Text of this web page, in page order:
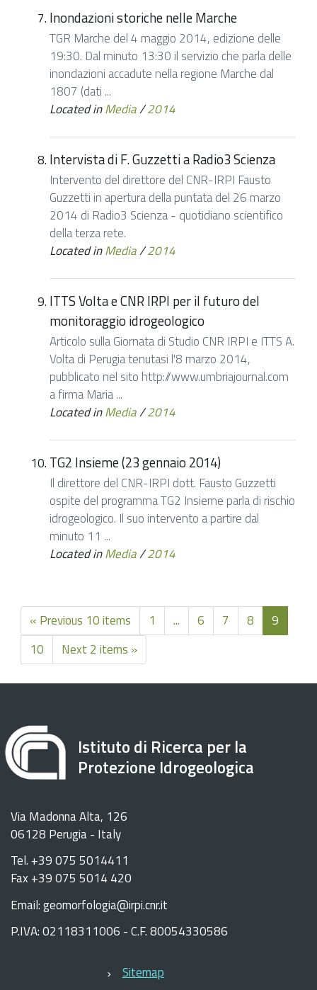
Inondazioni storiche nelle Marche
TGR Marche del 4 maggio 2014, edizione delle
19:30. Dal minuto 13:30 il servizio che parla delle
inondazioni accadute nella regione Marche dal
1807 (dati ...
Located inMedia/2014
Intervista di F. Guzzetti a Radio3 Scienza
Intervento del direttore del CNR-IRPI Fausto
Guzzetti in apertura della puntata del 26 marzo
2014 di Radio3 Scienza - quotidiano scientifico
della terza rete.
Located inMedia/2014
ITTS Volta e CNR IRPI per il futuro del
monitoraggio idrogeologico
Articolo sulla Giornata di Studio CNR IRPI e ITTS A.
Volta di Perugia tenutasi l'8 marzo 2014,
pubblicato nel sito http://www.umbriajournal.com
a firma Maria ...
Located inMedia/2014
TG2 Insieme (23 gennaio 2014)
Il direttore del CNR-IRPI dott. Fausto Guzzetti
ospite del programma TG2 Insieme parla di rischio
idrogeologico. Il suo intervento a partire dal
minuto 11 ...
Located inMedia/2014
« Previous 10 items 1 ... 6 7 8
9
10
Next 2 items »
Istituto di Ricerca per la
Protezione Idrogeologica
Via Madonna Alta, 126
06128 Perugia - Italy
Tel. +39 075 5014411
Fax +39 075 5014 420
Email: geomorfologia@irpi.cnr.it
P.IVA: 02118311006 - C.F. 80054330586
Sitemap